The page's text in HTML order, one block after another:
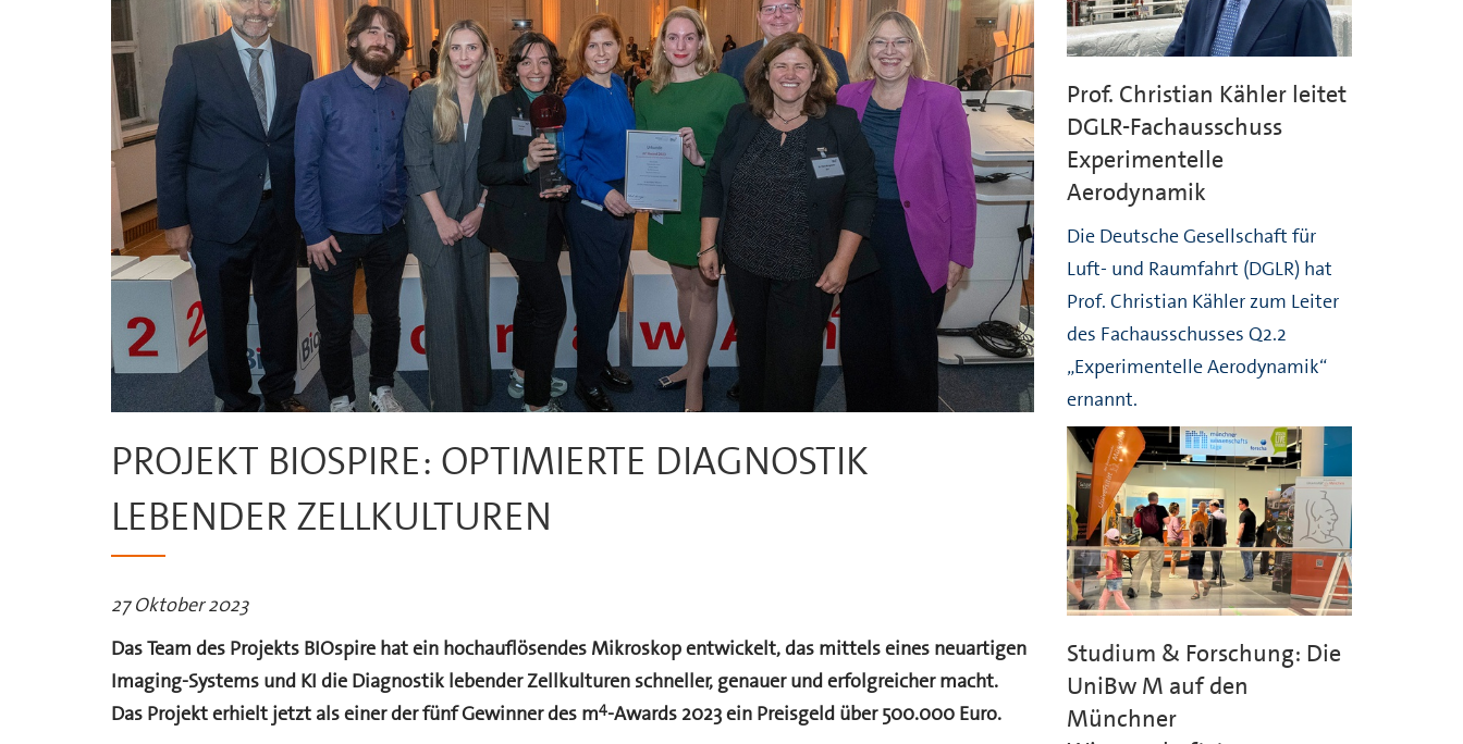
PROJEKT BIOSPIRE: OPTIMIERTE DIAGNOSTIK
LEBENDER ZELLKULTUREN
27 Oktober 2023
Das Team des Projekts BIOspire hat ein hochauflösendes Mikroskop entwickelt, das mittels eines neuartigen
Imaging-Systems und KI die Diagnostik lebender Zellkulturen schneller, genauer und erfolgreicher macht.
Das Projekt erhielt jetzt als einer der fünf Gewinner des m4-Awards 2023 ein Preisgeld über 500.000 Euro.
Prof. Christian Kähler leitet
DGLR-Fachausschuss
Experimentelle
Aerodynamik
Die Deutsche Gesellschaft für
Luft- und Raumfahrt (DGLR) hat
Prof. Christian Kähler zum Leiter
des Fachausschusses Q2.2
„Experimentelle Aerodynamik“
ernannt.
Studium & Forschung: Die
UniBw M auf den
Münchner